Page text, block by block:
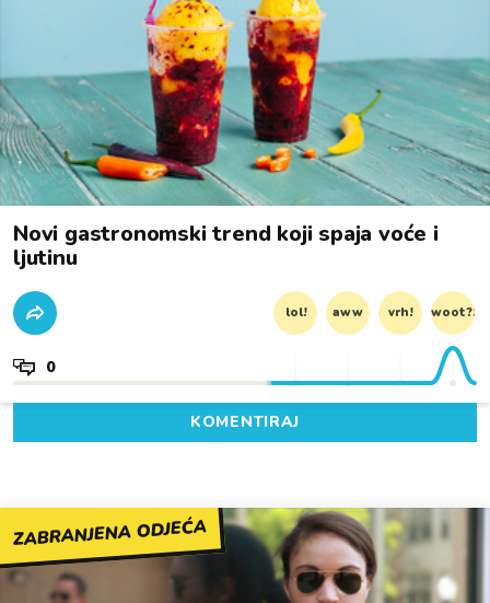
Novi gastronomski trend koji spaja voće i
ljutinu
lol! aww vrh! woot?!
0
KOMENTIRAJ
ZABRANJENA ODJEĆA